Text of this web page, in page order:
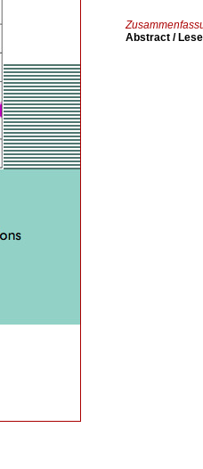
Abstract /